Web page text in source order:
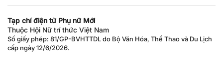
Tạp chí điện tử Phụ nữ Mới
Thuộc Hội Nữ trí thức Việt Nam
Số giấy phép: 81/GP-BVHTTDL do Bộ Văn Hóa, Thể Thao và Du Lịch
cấp ngày 12/6/2026.